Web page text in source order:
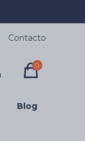
Blog
0
Contacto